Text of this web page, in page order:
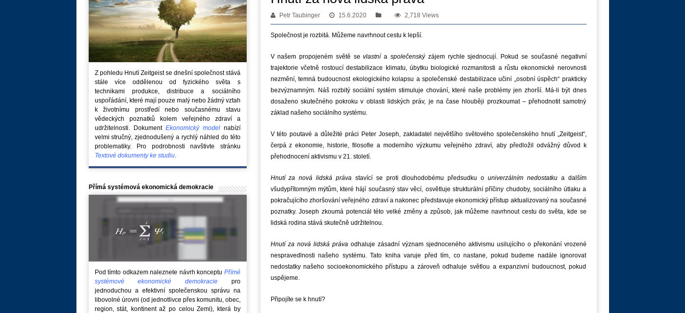
Petr Taubinger 15.6.2020 2,718 Views
Společnost je rozbitá. Můžeme navrhnout cestu k lepší.
V našem propojeném světě sevlastníaspolečenskýzájem rychle sjednocují. Pokud se současné negativní
trajektorie včetně rostoucí destabilizace klimatu, úbytku biologické rozmanitosti a růstu ekonomické nerovnosti
nezmění, temná budoucnost ekologického kolapsu a společenské destabilizace učiní „osobní úspěch“ prakticky
bezvýznamným. Náš rozbitý sociální systém stimuluje chování, které naše problémy jen zhorší. Má-li být dnes
dosaženo skutečného pokroku v oblasti lidských práv, je na čase hlouběji prozkoumat – přehodnotit samotný
základ našeho sociálního systému.
V této poutavé a důležité práci Peter Joseph, zakladatel největšího světového společenského hnutí „Zeitgeist“,
čerpá z ekonomie, historie, filosofie a moderního výzkumu veřejného zdraví, aby předložil odvážný důvod k
přehodnocení aktivismu v 21. století.
Hnutí za nová lidská práva stavící se proti dlouhodobému předsudku o univerzálním nedostatkua dalším
všudypřítomným mýtům, které hájí současný stav věcí, osvětluje strukturální příčiny chudoby, sociálního útlaku a
pokračujícího zhoršování veřejného zdraví a nakonec představuje ekonomický přístup aktualizovaný na současné
poznatky. Joseph zkoumá potenciál této velké změny a způsob, jak můžeme navrhnout cestu do světa, kde se
lidská rodina stává skutečně udržitelnou.
Hnutí za nová lidská práva odhaluje zásadní význam sjednoceného aktivismu usilujícího o překonání vrozené
nespravedlnosti našeho systému. Tato kniha varuje před tím, co nastane, pokud budeme nadále ignorovat
nedostatky našeho socioekonomického přístupu a zároveň odhaluje světlou a expanzivní budoucnost, pokud
uspějeme.
Připojíte se k hnutí?
Z pohledu Hnutí Zeitgeist se dnešní společnost stává
stále více oddělenou od fyzického světa s
technikami produkce, distribuce a sociálního
uspořádání, které mají pouze malý nebo žádný vztah
k životnímu prostředí nebo současnému stavu
vědeckých poznatků kolem veřejného zdraví a
udržitelnosti. Dokument Ekonomický modelnabízí
velmi stručný, zjednodušený a rychlý náhled do této
problematiky. Pro podrobnosti navštivte stránku
Textové dokumenty ke studiu.
Přímá systémová ekonomická demokracie
Pod tímto odkazem naleznete návrh konceptu Přímé
systémové ekonomické demokracie pro
jednoduchou a efektivní společenskou správu na
libovolné úrovni (od jednotlivce přes komunitu, obec,
region, stát, kontinent až po celou Zemi), která by